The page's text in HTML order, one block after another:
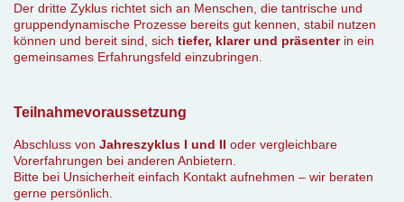
Der dritte Zyklus richtet sich an Menschen, die tantrische und
gruppendynamische Prozesse bereits gut kennen, stabil nutzen
können und bereit sind, sich tiefer, klarer und präsenterin ein
gemeinsames Erfahrungsfeld einzubringen.
Teilnahmevoraussetzung
Abschluss von Jahreszyklus I und II oder vergleichbare
Vorerfahrungen bei anderen Anbietern.
Bitte bei Unsicherheit einfach Kontakt aufnehmen – wir beraten
gerne persönlich.